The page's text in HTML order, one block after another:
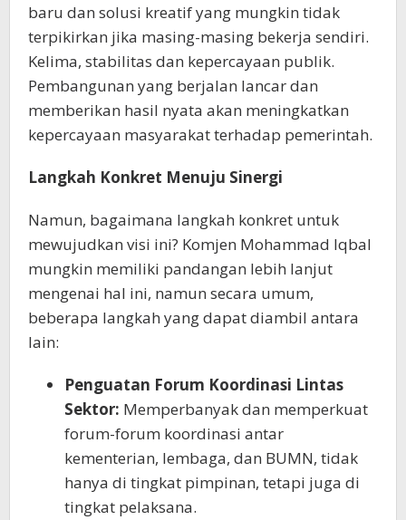
baru dan solusi kreatif yang mungkin tidak
terpikirkan jika masing-masing bekerja sendiri.
Kelima, stabilitas dan kepercayaan publik.
Pembangunan yang berjalan lancar dan
memberikan hasil nyata akan meningkatkan
kepercayaan masyarakat terhadap pemerintah.
Langkah Konkret Menuju Sinergi
Namun, bagaimana langkah konkret untuk
mewujudkan visi ini? Komjen Mohammad Iqbal
mungkin memiliki pandangan lebih lanjut
mengenai hal ini, namun secara umum,
beberapa langkah yang dapat diambil antara
lain:
Penguatan Forum Koordinasi Lintas
Sektor: Memperbanyak dan memperkuat
forum-forum koordinasi antar
kementerian, lembaga, dan BUMN, tidak
hanya di tingkat pimpinan, tetapi juga di
tingkat pelaksana.